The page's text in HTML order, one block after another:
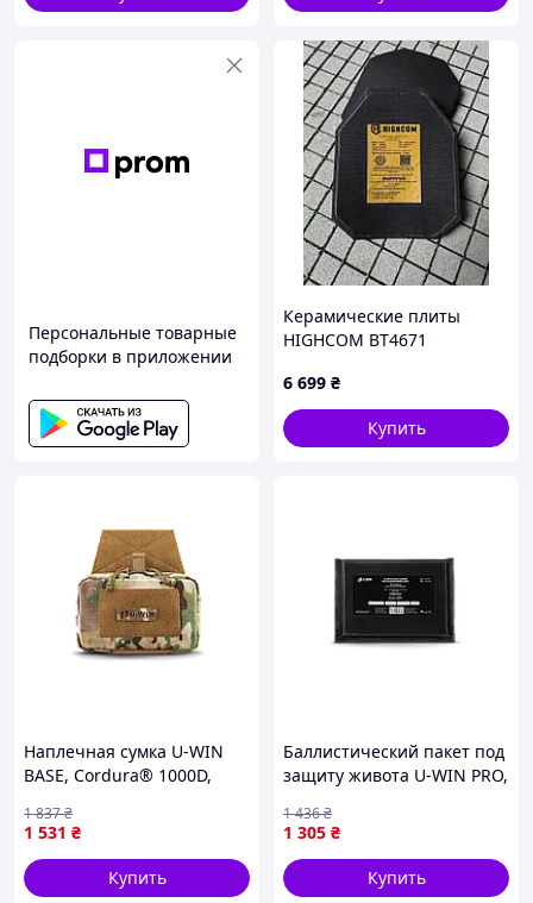
Персональные товарные
подборки в приложении
Керамические плиты
HIGHCOM ВТ4671
6 699 ₴
Купить
Наплечная сумка U-WIN
BASE, Cordura® 1000D,
Украина
1 531 ₴
1 837₴
Купить
Баллистический пакет под
защиту живота U-WIN PRO,
1 305 ₴
1 436₴
Купить